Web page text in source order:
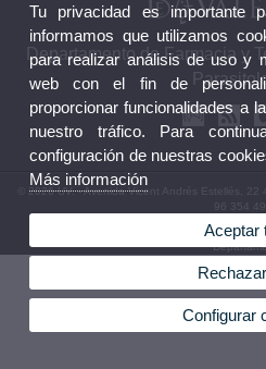
Departamento de Farmacia y
© 2026 UV. - Avenida Vicent Andrés Estellés, 22
96 354 49
Política
Tu privacidad es importante
informamos que utilizamos
para realizar análisis de uso y
web con el fin de
proporcionar funcionalidades a
nuestro tráfico. Para
configuración de nuestras
Más información
Aceptar
Configurar